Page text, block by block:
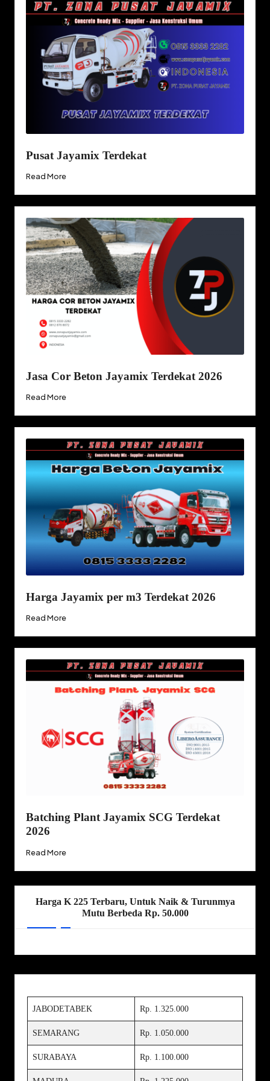
Pusat Jayamix Terdekat
Read More
Jasa Cor Beton Jayamix Terdekat 2026
Read More
Harga Jayamix per m3 Terdekat 2026
Read More
Batching Plant Jayamix SCG Terdekat
2026
Read More
Harga K 225 Terbaru, Untuk Naik & Turunmya
Mutu Berbeda Rp. 50.000
JABODETABEK Rp. 1.325.000
SEMARANG Rp. 1.050.000
SURABAYA Rp. 1.100.000